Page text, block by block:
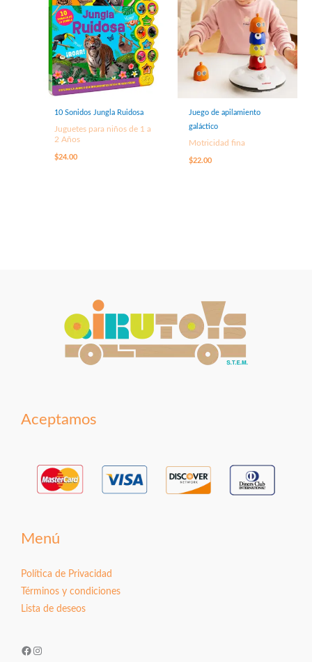
10 Sonidos Jungla Ruidosa
Juguetes para niños de 1 a
2 Años
$24.00
Juego de apilamiento
galáctico
Motricidad fina
$22.00
Aceptamos
Menú
Política de Privacidad
Términos y condiciones
Lista de deseos
Facebook
Instagram